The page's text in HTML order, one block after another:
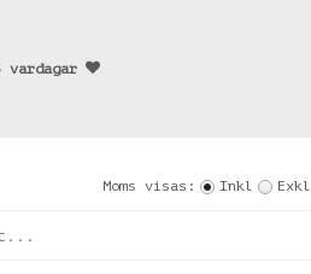
vardagar
Moms visas: Inkl Exkl